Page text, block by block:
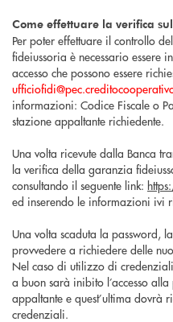
Come effettuare la verifica
Per poter effettuare il controllo
fideiussoria è necessario essere
accesso che possono essere
informazioni: Codice Fiscale o
stazione appaltante richiedente.
Una volta ricevute dalla Banca
la verifica della garanzia
consultando il seguente link:
ed inserendo le informazioni ivi
Una volta scaduta la password,
provvedere a richiedere delle
Nel caso di utilizzo di
a buon sarà inibito l’accesso
appaltante e quest’ultima dovrà
credenziali.